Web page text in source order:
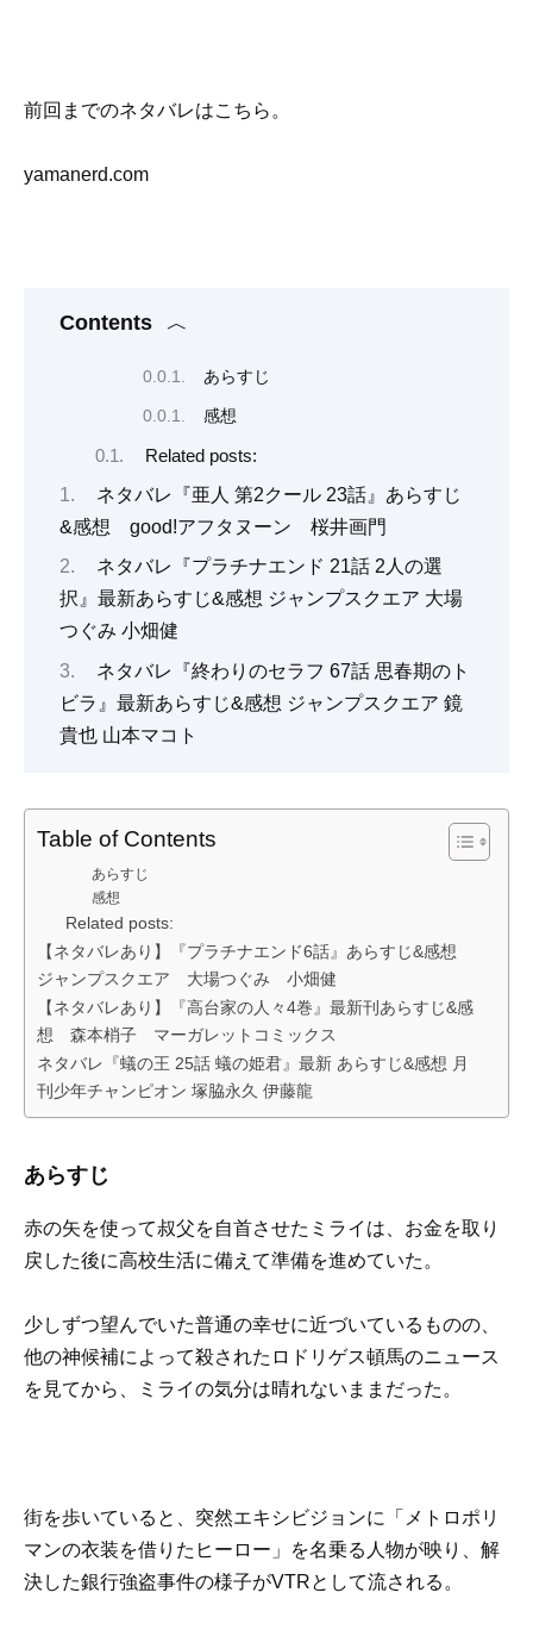
前回までのネタバレはこちら。
yamanerd.com
Contents
あらすじ
感想
Related posts:
ネタバレ『亜人 第2クール 23話』あらすじ
&感想 good!アフタヌーン 桜井画門
ネタバレ『プラチナエンド 21話 2人の選
択』最新あらすじ&感想 ジャンプスクエア 大場
つぐみ 小畑健
ネタバレ『終わりのセラフ 67話 思春期のト
ビラ』最新あらすじ&感想 ジャンプスクエア 鏡
貴也 山本マコト
Table of Contents
あらすじ
感想
Related posts:
【ネタバレあり】『プラチナエンド6話』あらすじ&感想
ジャンプスクエア 大場つぐみ 小畑健
【ネタバレあり】『高台家の人々4巻』最新刊あらすじ&感
想 森本梢子 マーガレットコミックス
ネタバレ『蟻の王 25話 蟻の姫君』最新 あらすじ&感想 月
刊少年チャンピオン 塚脇永久 伊藤龍
あらすじ
赤の矢を使って叔父を自首させたミライは、お金を取り
戻した後に高校生活に備えて準備を進めていた。
少しずつ望んでいた普通の幸せに近づいているものの、
他の神候補によって殺されたロドリゲス頓馬のニュース
を見てから、ミライの気分は晴れないままだった。
街を歩いていると、突然エキシビジョンに「メトロポリ
マンの衣装を借りたヒーロー」を名乗る人物が映り、解
決した銀行強盗事件の様子がVTRとして流される。